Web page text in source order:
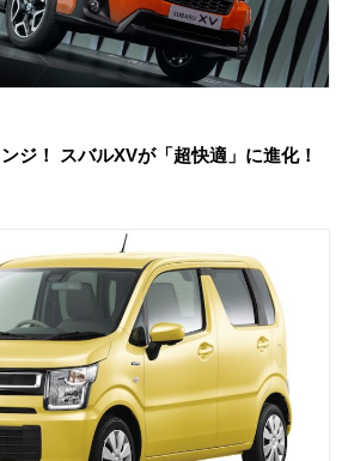
ジ！ スバルXVが「超快適」に進化！